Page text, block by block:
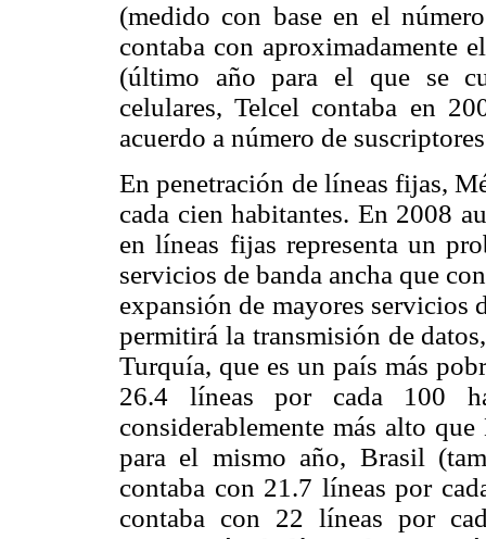
(medido con base en el
contaba con aproximadamente
(último año para el que se
celulares, Telcel contaba en
acuerdo a número de
En penetración de líneas fijas,
cada cien habitantes. En 2008
en líneas fijas representa un
servicios de banda ancha que
expansión de mayores servicios
permitirá la transmisión de
Turquía, que es un país más
26.4 líneas por cada 100
considerablemente más alto
para el mismo año, Brasil
contaba con 21.7 líneas por
contaba con 22 líneas por